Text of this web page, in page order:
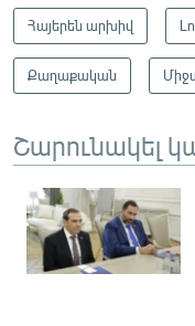
Հայերեն արխիվ
Քաղաքական
Շարունակել